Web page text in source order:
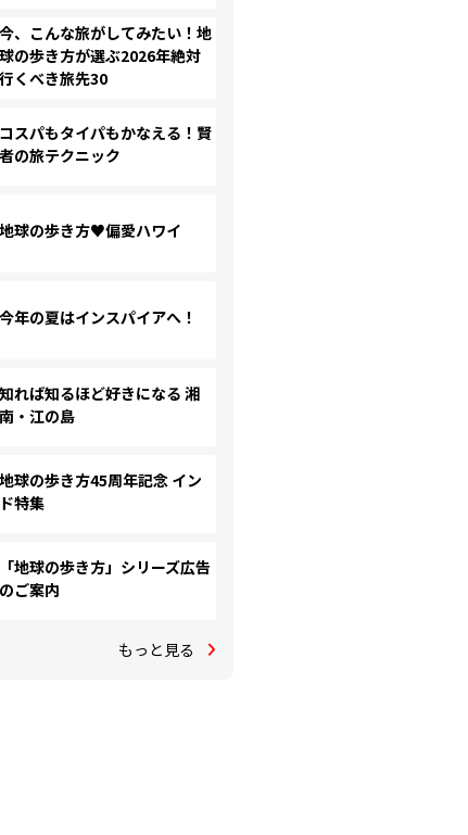
今、こんな旅がしてみたい！地
球の歩き方が選ぶ2026年絶対
行くべき旅先30
コスパもタイパもかなえる！賢
者の旅テクニック
地球の歩き方♥偏愛ハワイ
今年の夏はインスパイアへ！
知れば知るほど好きになる 湘
南・江の島
地球の歩き方45周年記念 イン
ド特集
「地球の歩き方」シリーズ広告
のご案内
もっと見る